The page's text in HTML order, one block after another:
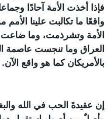
فإذا أخذت الأمة آحادًا
واقعًا ما تكالبت علينا
الأمة وتشرذمت، وما ضاعت
العراق وما تنجست عاصمة
بالأمريكان كما هو واقع الآن.
إن عقيدةَ الحب في الله